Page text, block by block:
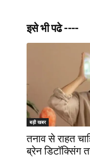
इसे भी पढे ----
बड़ी खबर
तनाव से राहत
ब्रेन डिटॉक्सिंग